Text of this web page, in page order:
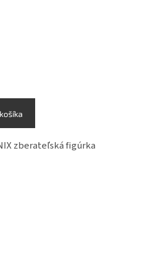
zberateľská figúrka